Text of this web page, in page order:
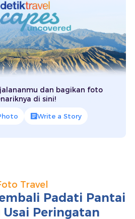
dan bagikan foto
di sini!
Write a Story
Travel
Padati Pantai
Peringatan